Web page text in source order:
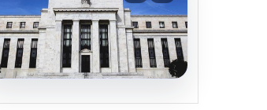
06.08.2026